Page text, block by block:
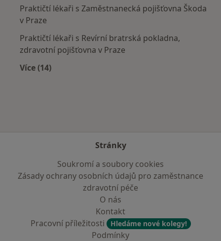
Praktičtí lékaři s Zaměstnanecká pojišťovna Škoda
v Praze
Praktičtí lékaři s Revírní bratrská pokladna,
zdravotní pojišťovna v Praze
Více (14)
Stránky
Soukromí a soubory cookies
Zásady ochrany osobních údajů pro zaměstnance
zdravotní péče
O nás
Kontakt
Pracovní příležitosti
Hledáme nové kolegy!
Podmínky